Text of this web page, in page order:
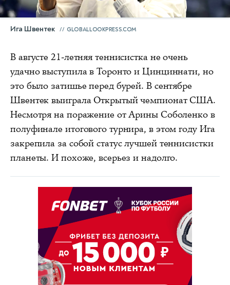
Ига Швентек GLOBALLOOKPRESS.COM
В августе 21-летняя теннисистка не очень
удачно выступила в Торонто и Цинциннати, но
это было затишье перед бурей. В сентябре
Швентек выиграла Открытый чемпионат США.
Несмотря на поражение от Арины Соболенко в
полуфинале итогового турнира, в этом году Ига
закрепила за собой статус лучшей теннисистки
планеты. И похоже, всерьез и надолго.